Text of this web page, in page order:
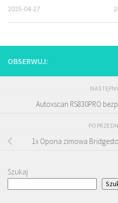
2025-04-27
OBSERWUJ:
Autoxscan RS830PRO
1x Opona zimowa
Szukaj